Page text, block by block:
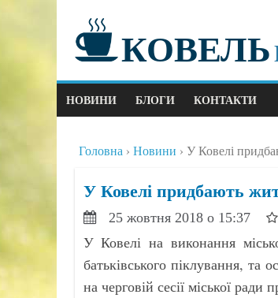
КОВЕЛЬ
НОВИНИ БЛОГИ КОНТАКТИ
Головна Новини У Ковелі
У Ковелі придбають
25 жовтня 2018 о 15:37
У Ковелі на виконання
батьківського піклування, та
на черговій сесії міської